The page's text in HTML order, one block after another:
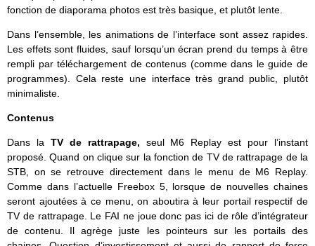
fonction de diaporama photos est très basique, et plutôt lente.
Dans l’ensemble, les animations de l’interface sont assez rapides.
Les effets sont fluides, sauf lorsqu’un écran prend du temps à être
rempli par téléchargement de contenus (comme dans le guide de
programmes). Cela reste une interface très grand public, plutôt
minimaliste.
Contenus
Dans la TV de rattrapage, seul M6 Replay est pour l’instant
proposé. Quand on clique sur la fonction de TV de rattrapage de la
STB, on se retrouve directement dans le menu de M6 Replay.
Comme dans l’actuelle Freebox 5, lorsque de nouvelles chaines
seront ajoutées à ce menu, on aboutira à leur portail respectif de
TV de rattrapage. Le FAI ne joue donc pas ici de rôle d’intégrateur
de contenu. Il agrège juste les pointeurs sur les portails des